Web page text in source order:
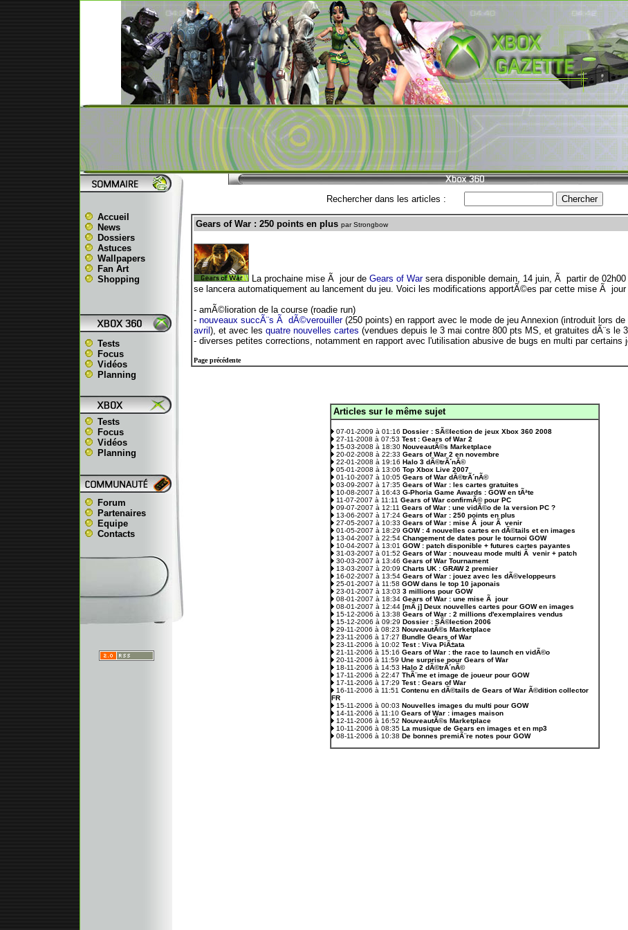
Accueil
News
Dossiers
Astuces
Wallpapers
Fan Art
Shopping
Tests
Focus
Vidéos
Planning
Tests
Focus
Vidéos
Planning
Forum
Partenaires
Equipe
Contacts
Rechercher dans les articles :
Gears of War : 250 points en plus par Strongbow
La prochaine mise Ã jour de Gears of Warsera disponible demain, 14 juin, Ã partir de 02h00
se lancera automatiquement au lancement du jeu. Voici les modifications apportÃ©es par cette mise Ã jour
- amÃ©lioration de la course (roadie run)
- nouveaux succÃ¨s Ã dÃ©verouiller(250 points) en rapport avec le mode de jeu Annexion (introduit lors de
avril ), et avec les quatre nouvelles cartes (vendues depuis le 3 mai contre 800 pts MS, et gratuites dÃ¨s le
- diverses petites corrections, notamment en rapport avec l'utilisation abusive de bugs en multi par certains
Page précédente
Articles sur le même sujet
07-01-2009 à 01:16 Dossier : SÃ©lection de jeux Xbox 360 2008
27-11-2008 à 07:53 Test : Gears of War 2
15-03-2008 à 18:30 NouveautÃ©s Marketplace
20-02-2008 à 22:33 Gears of War 2 en novembre
22-01-2008 à 19:16 Halo 3 dÃ©trÃ´nÃ©
05-01-2008 à 13:06 Top Xbox Live 2007
01-10-2007 à 10:05 Gears of War dÃ©trÃ´nÃ©
03-09-2007 à 17:35 Gears of War : les cartes gratuites
10-08-2007 à 16:43 G-Phoria Game Awards : GOW en tÃªte
11-07-2007 à 11:11 Gears of War confirmÃ© pour PC
09-07-2007 à 12:11 Gears of War : une vidÃ©o de la version PC ?
13-06-2007 à 17:24 Gears of War : 250 points en plus
27-05-2007 à 10:33 Gears of War : mise Ã jour Ã venir
01-05-2007 à 18:29 GOW : 4 nouvelles cartes en dÃ©tails et en images
13-04-2007 à 22:54 Changement de dates pour le tournoi GOW
10-04-2007 à 13:01 GOW : patch disponible + futures cartes payantes
31-03-2007 à 01:52 Gears of War : nouveau mode multi Ã venir + patch
30-03-2007 à 13:46 Gears of War Tournament
13-03-2007 à 20:09 Charts UK : GRAW 2 premier
16-02-2007 à 13:54 Gears of War : jouez avec les dÃ©veloppeurs
25-01-2007 à 11:58 GOW dans le top 10 japonais
23-01-2007 à 13:03 3 millions pour GOW
08-01-2007 à 18:34 Gears of War : une mise Ã jour
08-01-2007 à 12:44 [mÃ j] Deux nouvelles cartes pour GOW en images
15-12-2006 à 13:38 Gears of War : 2 millions d'exemplaires vendus
15-12-2006 à 09:29 Dossier : SÃ©lection 2006
29-11-2006 à 08:23 NouveautÃ©s Marketplace
23-11-2006 à 17:27 Bundle Gears of War
23-11-2006 à 10:02 Test : Viva PiÃ±ata
21-11-2006 à 15:16 Gears of War : the race to launch en vidÃ©o
20-11-2006 à 11:59 Une surprise pour Gears of War
18-11-2006 à 14:53 Halo 2 dÃ©trÃ´nÃ©
17-11-2006 à 22:47 ThÃ¨me et image de joueur pour GOW
17-11-2006 à 17:29 Test : Gears of War
16-11-2006 à 11:51 Contenu en dÃ©tails de Gears of War Ã©dition collector
FR
15-11-2006 à 00:03 Nouvelles images du multi pour GOW
14-11-2006 à 11:10 Gears of War : images maison
12-11-2006 à 16:52 NouveautÃ©s Marketplace
10-11-2006 à 08:35 La musique de Gears en images et en mp3
08-11-2006 à 10:38 De bonnes premiÃ¨re notes pour GOW